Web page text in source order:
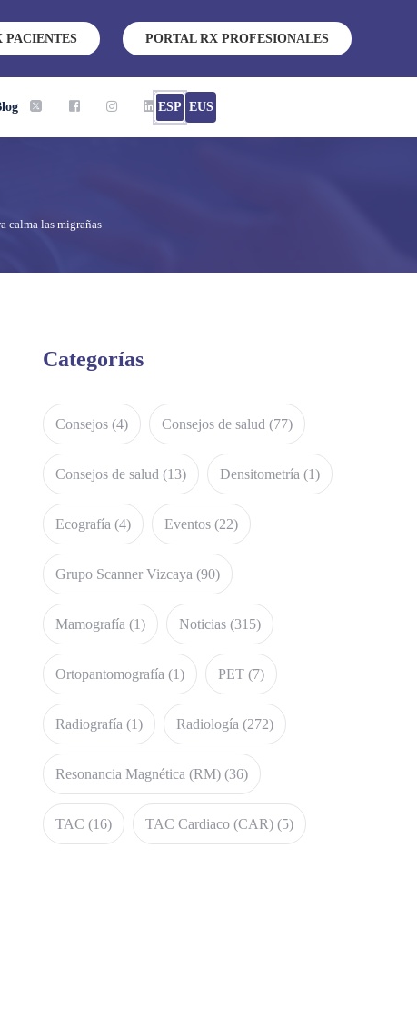
PACIENTES PORTAL RX PROFESIONALES
ESP EUS
calma las migrañas
Categorías
Consejos (4) Consejos de salud (77)
Consejos de salud (13) Densitometría (1)
Ecografía (4) Eventos (22)
Grupo Scanner Vizcaya (90)
Mamografía (1) Noticias (315)
Ortopantomografía (1) PET (7)
Radiografía (1) Radiología (272)
Resonancia Magnética (RM) (36)
TAC (16) TAC Cardiaco (CAR) (5)